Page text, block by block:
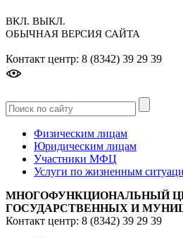
ВКЛ. ВЫКЛ.
ОБЫЧНАЯ ВЕРСИЯ САЙТА
Контакт центр: 8 (8342) 39 29 39
Физическим лицам
Юридическим лицам
Участники МФЦ
Услуги по жизненным
МНОГОФУНКЦИОНАЛЬНЫЙ
ГОСУДАРСТВЕННЫХ И
Контакт центр: 8 (8342) 39 29 39